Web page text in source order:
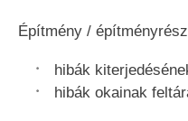
Építmény /
hibák
hibák okainak